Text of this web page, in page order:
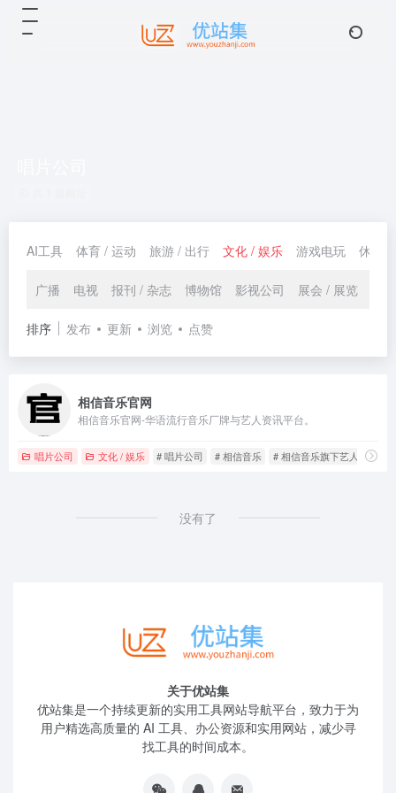
AI工具 体育 / 运动 旅游 / 出行 文化 / 娱乐 游戏电玩 休闲 /
广播 电视 报刊 / 杂志 博物馆 影视公司 展会 / 展览
排序 发布 更新 浏览 点赞
相信音乐官网
相信音乐官网-华语流行音乐厂牌与艺人资讯平台。
唱片公司 文化 / 娱乐 # 唱片公司 # 相信音乐 # 相信音乐旗下艺人
没有了
关于优站集
优站集是一个持续更新的实用工具网站导航平台，致力于为
用户精选高质量的 AI 工具、办公资源和实用网站，减少寻
找工具的时间成本。